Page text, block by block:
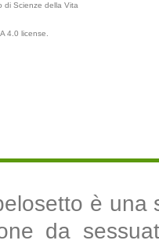
di Scienze della Vita
4.0 license.
è una
da